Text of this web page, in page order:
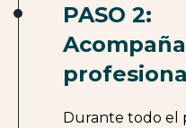
PASO 2:
Durante todo el